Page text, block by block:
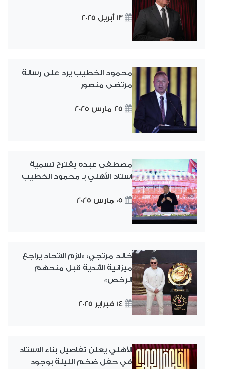
13 أبريل 2025
محمود الخطيب يرد على رسالة
مرتضى منصور
25 مارس 2025
مصطفى عبده يقترح تسمية
استاد الأهلي بـ محمود الخطيب
05 مارس 2025
خالد مرتجي: «لازم الاتحاد يراجع
ميزانية الأندية قبل منحهم
الرخص»
14 فبراير 2025
الأهلي يعلن تفاصيل بناء الاستاد
في حفل ضخم الليلة بوجود